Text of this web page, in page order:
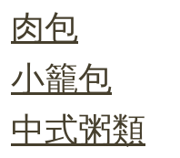
肉包
小籠包
中式粥類